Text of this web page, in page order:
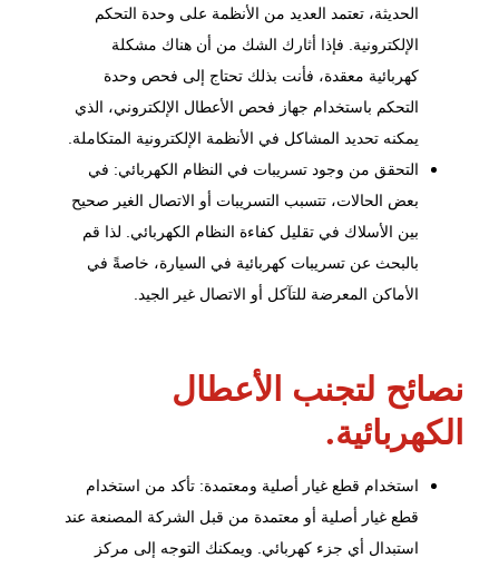
الحديثة، تعتمد العديد من الأنظمة على وحدة التحكم
الإلكترونية. فإذا أثارك الشك من أن هناك مشكلة
كهربائية معقدة، فأنت بذلك تحتاج إلى فحص وحدة
التحكم باستخدام جهاز فحص الأعطال الإلكتروني، الذي
يمكنه تحديد المشاكل في الأنظمة الإلكترونية المتكاملة.
التحقق من وجود تسريبات في النظام الكهربائي: في
بعض الحالات، تتسبب التسريبات أو الاتصال الغير صحيح
بين الأسلاك في تقليل كفاءة النظام الكهربائي. لذا قم
بالبحث عن تسريبات كهربائية في السيارة، خاصةً في
الأماكن المعرضة للتآكل أو الاتصال غير الجيد.
نصائح لتجنب الأعطال
الكهربائية.
استخدام قطع غيار أصلية ومعتمدة: تأكد من استخدام
قطع غيار أصلية أو معتمدة من قبل الشركة المصنعة عند
استبدال أي جزء كهربائي. ويمكنك التوجه إلى مركز